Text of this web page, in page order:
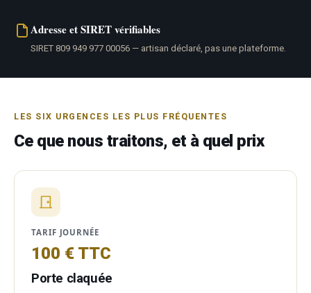
Adresse et SIRET vérifiables
SIRET 809 949 977 00056 — artisan déclaré, pas une plateforme.
LES SIX URGENCES LES PLUS FRÉQUENTES
Ce que nous traitons, et à quel prix
TARIF JOURNÉE
100 € TTC
Porte claquée